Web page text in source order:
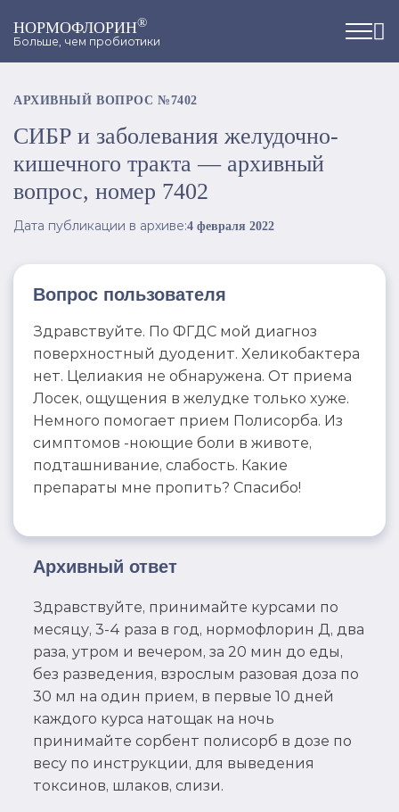
НОРМОФЛОРИН®
Больше, чем пробиотики
АРХИВНЫЙ ВОПРОС №7402
СИБР и заболевания желудочно-
кишечного тракта — архивный
вопрос, номер 7402
Дата публикации в архиве:4 февраля 2022
Вопрос пользователя
Здравствуйте. По ФГДС мой диагноз
поверхностный дуоденит. Хеликобактера
нет. Целиакия не обнаружена. От приема
Лосек, ощущения в желудке только хуже.
Немного помогает прием Полисорба. Из
симптомов -ноющие боли в животе,
подташнивание, слабость. Какие
препараты мне пропить? Спасибо!
Архивный ответ
Здравствуйте, принимайте курсами по
месяцу, 3-4 раза в год, нормофлорин Д, два
раза, утром и вечером, за 20 мин до еды,
без разведения, взрослым разовая доза по
30 мл на один прием, в первые 10 дней
каждого курса натощак на ночь
принимайте сорбент полисорб в дозе по
весу по инструкции, для выведения
токсинов, шлаков, слизи.